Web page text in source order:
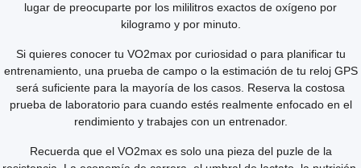
lugar de preocuparte por los mililitros exactos de oxígeno por
kilogramo y por minuto.
Si quieres conocer tu VO2max por curiosidad o para planificar tu
entrenamiento, una prueba de campo o la estimación de tu reloj GPS
será suficiente para la mayoría de los casos. Reserva la costosa
prueba de laboratorio para cuando estés realmente enfocado en el
rendimiento y trabajes con un entrenador.
Recuerda que el VO2max es solo una pieza del puzle de la